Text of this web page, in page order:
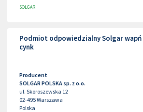
SOLGAR
Podmiot odpowiedzialny Solgar wapń
cynk
Producent
SOLGAR POLSKA sp. z o.o.
ul. Skoroszewska 12
02-495Warszawa
Polska